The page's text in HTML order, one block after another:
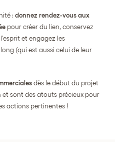
: donnez rendez-vous aux
pour créer du lien, conservez
et engagez les
(qui est aussi celui de leur
dès le début du projet
et sont des atouts précieux pour
actions pertinentes !